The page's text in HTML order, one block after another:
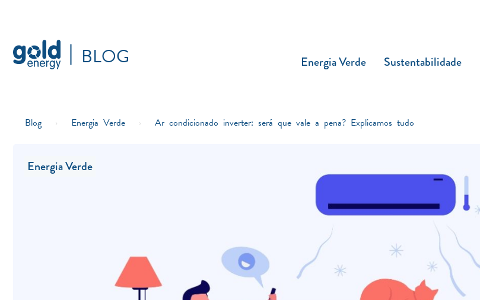
BLOG Energia Verde Sustentabilidade
Blog › Energia Verde › Ar condicionado inverter: será que vale a pena? Explicamos tudo
Energia Verde